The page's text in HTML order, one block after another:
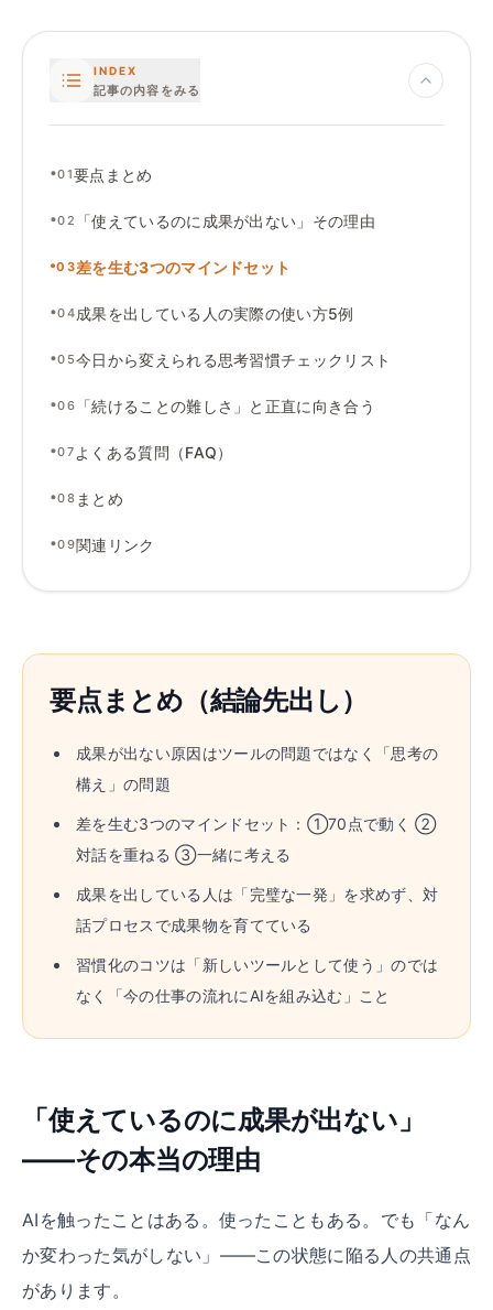
INDEX
記事の内容をみる
•01要点まとめ
•02 「使えているのに成果が出ない」その理由
•03差を生む3つのマインドセット
•04成果を出している人の実際の使い方5例
•05今日から変えられる思考習慣チェックリスト
•06 「続けることの難しさ」と正直に向き合う
•07 よくある質問（FAQ）
•08 まとめ
•09関連リンク
要点まとめ（結論先出し）
成果が出ない原因はツールの問題ではなく「思考の
構え」の問題
差を生む3つのマインドセット：①70点で動く ②
対話を重ねる ③一緒に考える
成果を出している人は「完璧な一発」を求めず、対
話プロセスで成果物を育てている
習慣化のコツは「新しいツールとして使う」のでは
なく「今の仕事の流れにAIを組み込む」こと
「使えているのに成果が出ない」
——その本当の理由
AIを触ったことはある。使ったこともある。でも「なん
か変わった気がしない」——この状態に陥る人の共通点
があります。